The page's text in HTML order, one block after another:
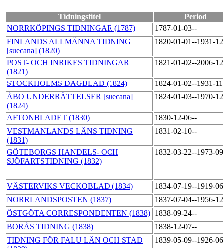
Tidningstitel
Period
NORRKÖPINGS TIDNINGAR (1787)
1787-01-03--
FINLANDS ALLMÄNNA TIDNING
[suecana] (1820)
1820-01-01--1931-
POST- OCH INRIKES TIDNINGAR
(1821)
1821-01-02--2006-
STOCKHOLMS DAGBLAD (1824)
1824-01-02--1931-
ÅBO UNDERRÄTTELSER [suecana]
(1824)
1824-01-03--1970-
AFTONBLADET (1830)
1830-12-06--
VESTMANLANDS LÄNS TIDNING
(1831)
1831-02-10--
GÖTEBORGS HANDELS- OCH
SJÖFARTSTIDNING (1832)
1832-03-22--1973-
VÄSTERVIKS VECKOBLAD (1834)
1834-07-19--1919-
NORRLANDSPOSTEN (1837)
1837-07-04--1956-
ÖSTGÖTA CORRESPONDENTEN (1838) 1838-09-24--
BORÅS TIDNING (1838)
1838-12-07--
TIDNING FÖR FALU LÄN OCH STAD
1839-05-09--1926-